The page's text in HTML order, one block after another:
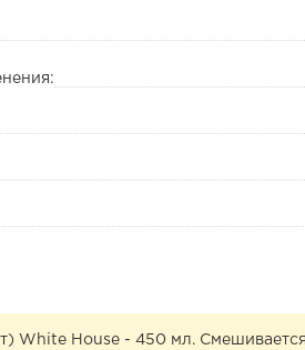
White House - 450 мл.